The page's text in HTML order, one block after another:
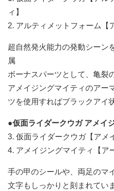
ィ】
2. アルティメットフォーム【
超自然発火能力の発動シーン
属
ボーナスパーツとして、亀裂
アメイジングマイティのアー
ツを使用すればブラックアイ
●仮面ライダークウガ アメイ
3. 仮面ライダークウガ【アメ
4. アメイジングマイティ【ア
手の甲のシールや、両足のマ
文字もしっかりと刻まれてい